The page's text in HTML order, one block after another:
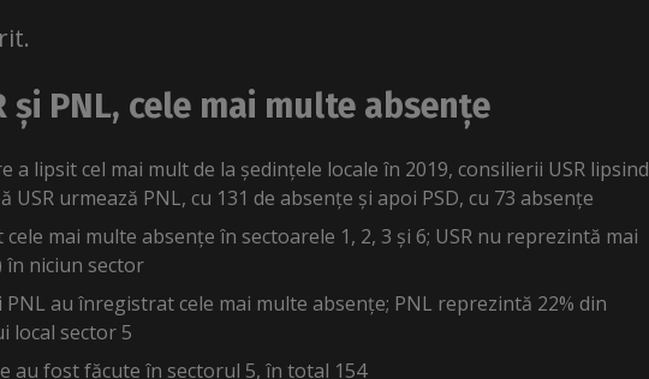
și PNL, cele mai multe absențe
a lipsit cel mai mult de la ședințele locale în 2019, consilierii USR lipsind
USR urmează PNL, cu 131 de absențe și apoi PSD, cu 73 absențe
cele mai multe absențe în sectoarele 1, 2, 3 și 6; USR nu reprezintă mai
în niciun sector
au înregistrat cele mai multe absențe; PNL reprezintă 22% din
local sector 5
au fost făcute în sectorul 5, în total 154